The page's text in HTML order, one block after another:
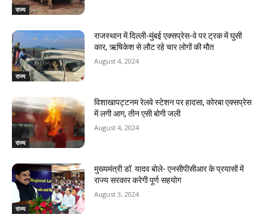
राज्य
राज्य
राजस्‍थान में दिल्ली-मुंबई एक्सप्रेस-वे पर ट्रक में घुसी
कार, ऋषिकेश से लौट रहे चार लोगों की मौत
August 4, 2024
राज्य
विशाखापट्टनम रेलवे स्टेशन पर हादसा, कोरबा एक्सप्रेस
में लगी आग, तीन एसी बोगी जली
August 4, 2024
राज्य
मुख्यमंत्री डॉ. यादव बोले- एनसीपीसीआर के प्रयासों में
राज्य सरकार करेगी पूर्ण सहयोग
August 3, 2024